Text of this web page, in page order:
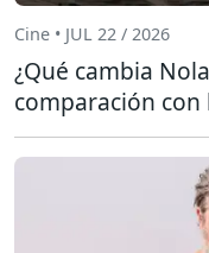
Cine • JUL 22 / 2026
¿Qué cambia
comparación